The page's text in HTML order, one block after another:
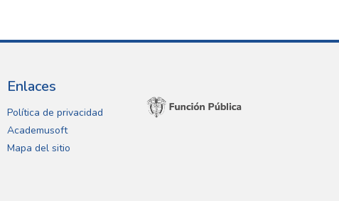
Enlaces
Política de privacidad
Academusoft
Mapa del sitio